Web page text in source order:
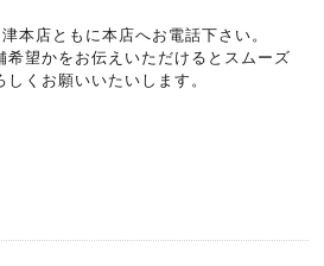
本店ともに本店へお電話下さい。
希望かをお伝えいただけるとスムーズ
くお願いいたいします。